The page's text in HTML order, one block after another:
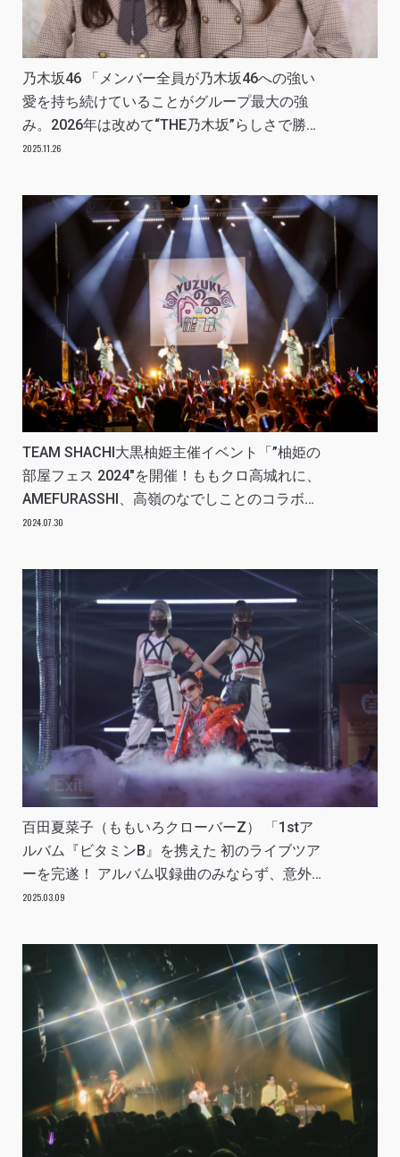
乃木坂46 「メンバー全員が乃木坂46への強い
愛を持ち続けていることがグループ最大の強
み。2026年は改めて“THE乃木坂”らしさで勝負
する1年に」INTERVIEW
2025.11.26
TEAM SHACHI大黒柚姫主催イベント「”柚姫の
部屋フェス 2024″を開催！ももクロ高城れに、
AMEFURASSHI、高嶺のなでしことのコラボや
新EP収録曲で会場を沸かせまくる！」 REPORT
2024.07.30
百田夏菜子（ももいろクローバーZ） 「1stア
ルバム『ビタミンB』を携えた 初のライブツア
ーを完遂！ アルバム収録曲のみならず、意外な
ももクロ曲やカバー曲も 飛び出した東京公演の
2025.03.09